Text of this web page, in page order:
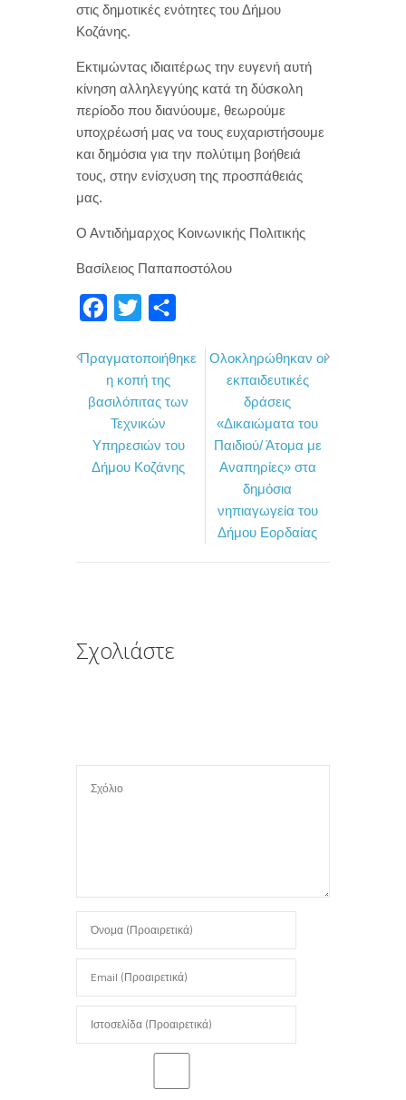
στις δημοτικές ενότητες του Δήμου
Κοζάνης.
Εκτιμώντας ιδιαιτέρως την ευγενή αυτή
κίνηση αλληλεγγύης κατά τη δύσκολη
περίοδο που διανύουμε, θεωρούμε
υποχρέωσή μας να τους ευχαριστήσουμε
και δημόσια για την πολύτιμη βοήθειά
τους, στην ενίσχυση της προσπάθειάς
μας.
Ο Αντιδήμαρχος Κοινωνικής Πολιτικής
Βασίλειος Παπαποστόλου
c
e
b
o
o
i
t
t
e
r
ι
σ
τ
Πραγματοποιήθηκε
η κοπή της
βασιλόπιτας των
Τεχνικών
Υπηρεσιών του
Δήμου Κοζάνης
Ολοκληρώθηκαν οι
εκπαιδευτικές
δράσεις
«Δικαιώματα του
Παιδιού/ Άτομα με
Αναπηρίες» στα
δημόσια
νηπιαγωγεία του
Δήμου Εορδαίας
Σχολιάστε